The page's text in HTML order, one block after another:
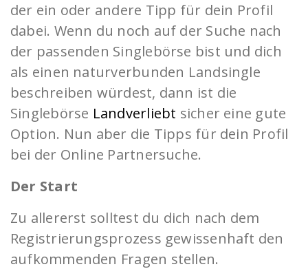
der ein oder andere Tipp für dein Profil
dabei. Wenn du noch auf der Suche nach
der passenden Singlebörse bist und dich
als einen naturverbunden Landsingle
beschreiben würdest, dann ist die
Singlebörse Landverliebt sicher eine gute
Option. Nun aber die Tipps für dein Profil
bei der Online Partnersuche.
Der Start
Zu allererst solltest du dich nach dem
Registrierungsprozess gewissenhaft den
aufkommenden Fragen stellen.